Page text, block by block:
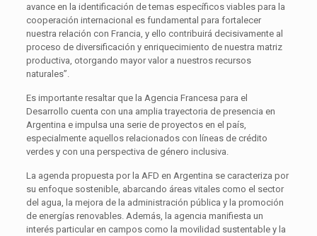
avance en la identificación de temas específicos viables para la
cooperación internacional es fundamental para fortalecer
nuestra relación con Francia, y ello contribuirá decisivamente al
proceso de diversificación y enriquecimiento de nuestra matriz
productiva, otorgando mayor valor a nuestros recursos
naturales”.
Es importante resaltar que la Agencia Francesa para el
Desarrollo cuenta con una amplia trayectoria de presencia en
Argentina e impulsa una serie de proyectos en el país,
especialmente aquellos relacionados con líneas de crédito
verdes y con una perspectiva de género inclusiva.
La agenda propuesta por la AFD en Argentina se caracteriza por
su enfoque sostenible, abarcando áreas vitales como el sector
del agua, la mejora de la administración pública y la promoción
de energías renovables. Además, la agencia manifiesta un
interés particular en campos como la movilidad sustentable y la